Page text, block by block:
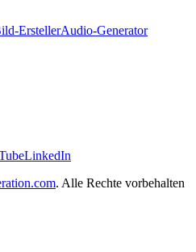
ErstellerAudio-Generator
LinkedIn
. Alle Rechte vorbehalten